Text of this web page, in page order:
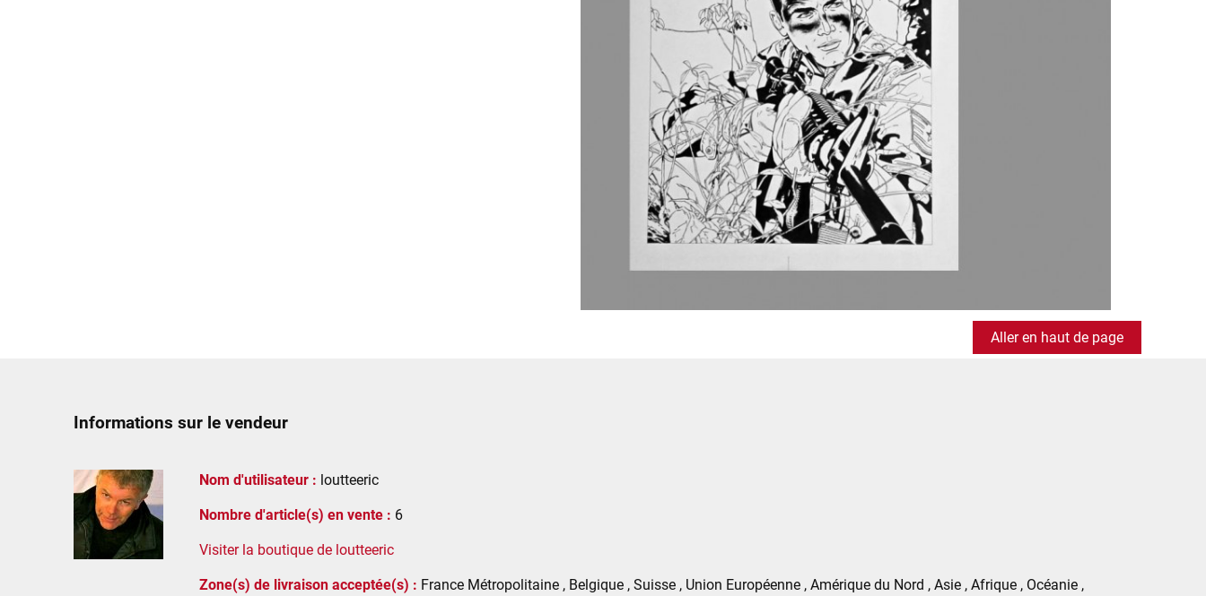
Aller en haut de page
Informations sur le vendeur
Nom d'utilisateur : loutteeric
Nombre d'article(s) en vente : 6
Visiter la boutique de loutteeric
Zone(s) de livraison acceptée(s) : France Métropolitaine , Belgique , Suisse , Union Européenne , Amérique du Nord , Asie , Afrique , Océanie ,